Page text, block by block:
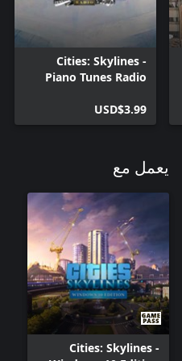
وساعة من الموسيقى تقريبًا.
Cities: Skylines -
Piano Tunes Radio
USD$3.99
يعمل مع
Cities: Skylines -